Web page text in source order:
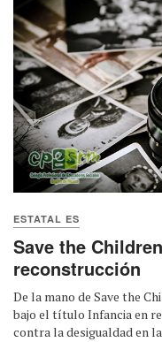
ESTATAL ES
Save the
reconstrucción
De la mano de Save the
bajo el título Infancia en
contra la desigualdad en la